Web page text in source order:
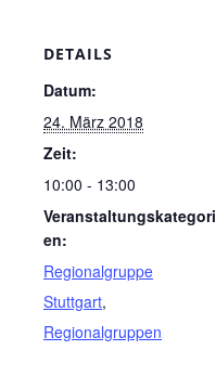
DETAILS
Datum:
24. März 2018
Zeit:
10:00 - 13:00
Veranstaltungskategori
en:
Regionalgruppe
Stuttgart,
Regionalgruppen